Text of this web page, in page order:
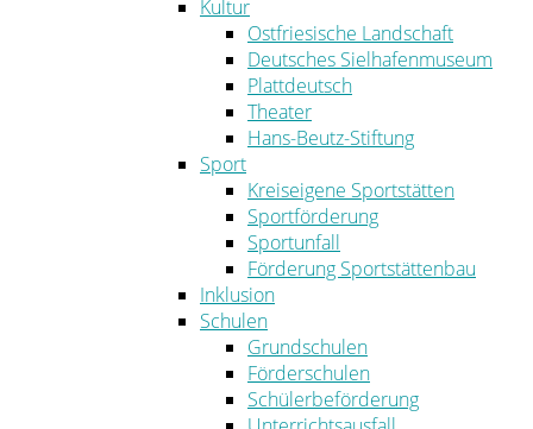
Kultur
Ostfriesische Landschaft
Deutsches Sielhafenmuseum
Plattdeutsch
Theater
Hans-Beutz-Stiftung
Sport
Kreiseigene Sportstätten
Sportförderung
Sportunfall
Förderung Sportstättenbau
Inklusion
Schulen
Grundschulen
Förderschulen
Schülerbeförderung